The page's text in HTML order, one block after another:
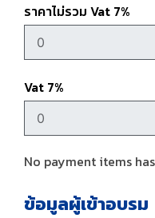
ราคาไม่รวม Vat 7%
Vat 7%
No payment items
ข้อมูลผู้เข้าอบรม